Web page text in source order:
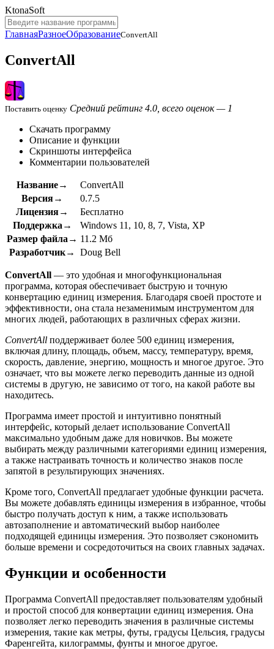
KtonaSoft
ГлавнаяРазноеОбразованиеConvertAll
ConvertAll
Поставить оценку Средний рейтинг 4.0, всего оценок — 1
Скачать программу
Описание и функции
Скриншоты интерфейса
Комментарии пользователей
Название→
ConvertAll
Версия→
0.7.5
Лицензия→
Бесплатно
Поддержка→
Windows 11, 10, 8, 7, Vista, XP
Размер файла→ 11.2 Мб
Разработчик→
Doug Bell
ConvertAll — это удобная и многофункциональная
программа, которая обеспечивает быструю и точную
конвертацию единиц измерения. Благодаря своей простоте и
эффективности, она стала незаменимым инструментом для
многих людей, работающих в различных сферах жизни.
ConvertAll поддерживает более 500 единиц измерения,
включая длину, площадь, объем, массу, температуру, время,
скорость, давление, энергию, мощность и многое другое. Это
означает, что вы можете легко переводить данные из одной
системы в другую, не зависимо от того, на какой работе вы
находитесь.
Программа имеет простой и интуитивно понятный
интерфейс, который делает использование ConvertAll
максимально удобным даже для новичков. Вы можете
выбирать между различными категориями единиц измерения,
а также настраивать точность и количество знаков после
запятой в результирующих значениях.
Кроме того, ConvertAll предлагает удобные функции расчета.
Вы можете добавлять единицы измерения в избранное, чтобы
быстро получать доступ к ним, а также использовать
автозаполнение и автоматический выбор наиболее
подходящей единицы измерения. Это позволяет сэкономить
больше времени и сосредоточиться на своих главных задачах.
Функции и особенности
Программа ConvertAll предоставляет пользователям удобный
и простой способ для конвертации единиц измерения. Она
позволяет легко переводить значения в различные системы
измерения, такие как метры, футы, градусы Цельсия, градусы
Фаренгейта, килограммы, фунты и многое другое.